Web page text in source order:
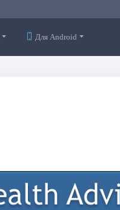
Для Android